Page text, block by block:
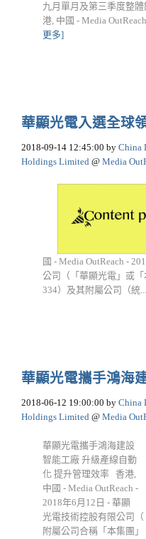
九月單月及第三季度整
港, 中國 - Media
更多]
華顯光電入選全球
2018-09-14 12:45:00 by China
Holdings Limited @ Media
國 - Media OutReach -
公司（「華顯光電」或
334）及其附屬公司（統
華顯光電攜手鴻海
2018-06-12 19:00:00 by China
Holdings Limited @ Media
華顯光電攜手鴻海建設
智能工廠 升級產線自動
化 提升管理效率 香港,
中國 - Media OutReach -
2018年6月12日 - 華顯
光電技術控股有限公司
附屬公司合稱「本集團